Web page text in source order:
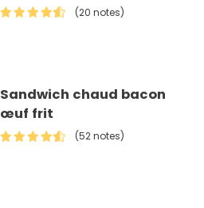
(20 notes)
Sandwich chaud bacon
œuf frit
(52 notes)